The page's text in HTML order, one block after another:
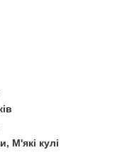
М'які кулі